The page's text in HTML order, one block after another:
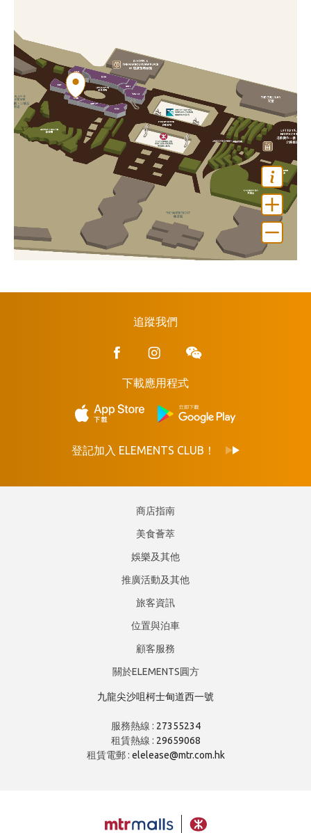
追蹤我們
下載應用程式
登記加入 ELEMENTS CLUB！
商店指南
美食薈萃
娛樂及其他
推廣活動及其他
旅客資訊
位置與泊車
顧客服務
關於ELEMENTS圓方
九龍尖沙咀柯士甸道西一號
服務熱線 : 27355234
租賃熱線 : 29659068
租賃電郵 : elelease@mtr.com.hk